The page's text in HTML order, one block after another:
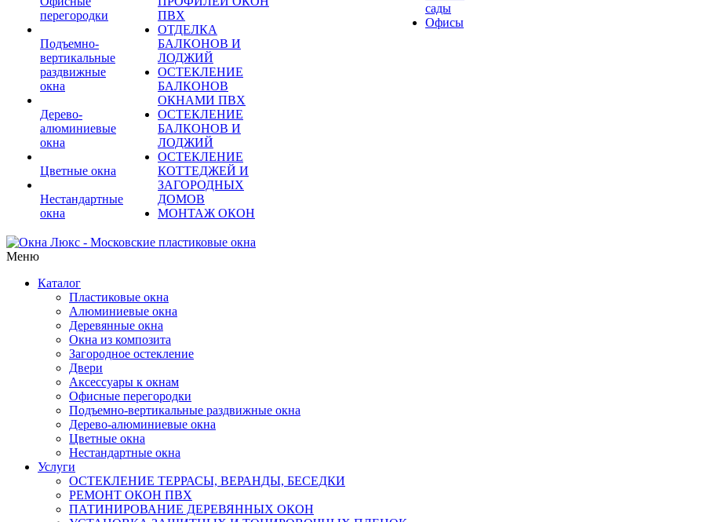
перегородки
Подъемно-
вертикальные
раздвижные
окна
Дерево-
алюминиевые
окна
Цветные окна
Нестандартные
окна
ПВХ
ОТДЕЛКА
БАЛКОНОВ И
ЛОДЖИЙ
ОСТЕКЛЕНИЕ
БАЛКОНОВ
ОКНАМИ ПВХ
ОСТЕКЛЕНИЕ
БАЛКОНОВ И
ЛОДЖИЙ
ОСТЕКЛЕНИЕ
КОТТЕДЖЕЙ И
ЗАГОРОДНЫХ
ДОМОВ
МОНТАЖ ОКОН
сады
Офисы
Меню
Каталог
Пластиковые окна
Алюминиевые окна
Деревянные окна
Окна из композита
Загородное остекление
Двери
Аксессуары к окнам
Офисные перегородки
Подъемно-вертикальные раздвижные окна
Дерево-алюминиевые окна
Цветные окна
Нестандартные окна
Услуги
ОСТЕКЛЕНИЕ ТЕРРАСЫ, ВЕРАНДЫ, БЕСЕДКИ
РЕМОНТ ОКОН ПВХ
ПАТИНИРОВАНИЕ ДЕРЕВЯННЫХ ОКОН